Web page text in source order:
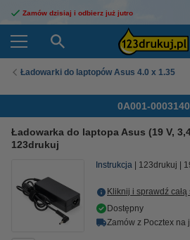
Zamów dzisiaj i odbierz już jutro
Ładowarki do laptopów Asus 4.0 x 1.35
0A001-
Ładowarka do laptopa Asus (19 V,
123drukuj
Instrukcja 123drukuj
Kliknij i sprawdź
Dostępny
Zamów z Pocztex na